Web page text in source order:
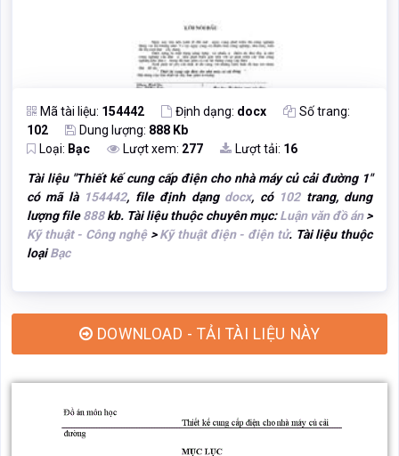
Mã tài liệu: 154442 Định dạng: docx
Số trang:
102
Dung lượng: 888 Kb
Loại: Bạc Lượt xem: 277 Lượt tải: 16
Tài liệu "Thiết kế cung cấp điện cho nhà máy củ cải đường 1"
có mã là 154442, file định dạng docx, có 102trang, dung
lượng file888kb. Tài liệu thuộc chuyên mục:Luận văn đồ án>
Kỹ thuật - Công nghệ>Kỹ thuật điện - điện tử. Tài liệu thuộc
loạiBạc
DOWNLOAD - TẢI TÀI LIỆU NÀY